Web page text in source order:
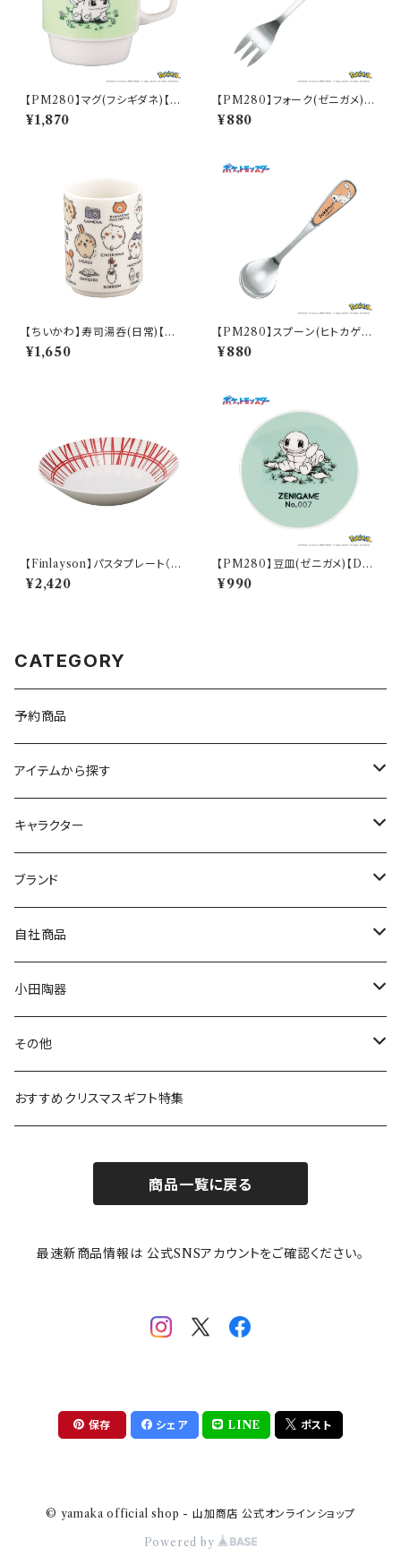
【PM280】マグ(フシギダネ)【D
aily Sketch】PM281-11
¥1,870
【PM280】フォーク(ゼニガメ)
【Daily Sketch】PM283-851
¥880
【ちいかわ】寿司湯呑(日常)【CK
W50】CKW51-327
¥1,650
【PM280】スプーン(ヒトカゲ)
【Daily Sketch】PM282-850
¥880
【Finlayson】パスタプレート（レ
ッド）【コロナ】
¥2,420
【PM280】豆皿(ゼニガメ)【Dail
y Sketch】PM283-333
¥990
CATEGORY
予約商品
アイテムから探す
九谷焼
マグ＆カップ
プレート
ボウル
ガラスウェア
カトラリー
キャラクター
ムーミン
80th記念アイテム
リトルミイの日記念アイテム
MOOMIN ANIMATION
スヌーピー
ピーターラビット
ポケットモンスター
mofusand（モフサンド）
mofsand×日比谷花壇
ちびまる子ちゃんandクレヨンしんちゃん
ブランド
LA AMYS(エミーズ)
LISA LARSON(リサラーソン)
LAURA ASHLEY(ローラ アシュレイ)
Finlayson(フィンレイソン)
HANAE MORI(ハナエモリ)
THE BEATLES(ザ・ビートルズ)
【山加商店×yaeko】migratory bird
自社商品
ねこ企画
Cecera(セセラ)
CELEC(セレック)
隅切り重箱
HAPPY DINING(ハッピーダイニング)
小田陶器
さざなみ
吉祥
メイメイウェア
SoSo(ソソ）
その他
リサイクル食器
おすすめクリスマスギフト特集
商品一覧に戻る
最速新商品情報は 公式SNSアカウントをご確認ください。
保存 シェア LINE ポスト
© yamaka official shop - 山加商店 公式オンラインショップ
Powered by